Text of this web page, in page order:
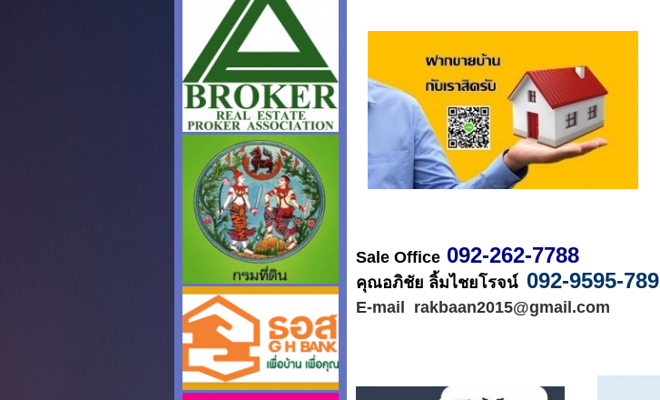
Sale Office 092-262-7788
คุณอภิชัย ลิ้มไชยโรจน์ 092-9595-789
E-mail  rakbaan2015@gmail.com